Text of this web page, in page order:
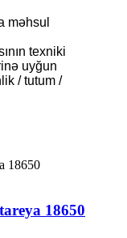
məhsul
texniki
uyğun
/ tutum /
18650